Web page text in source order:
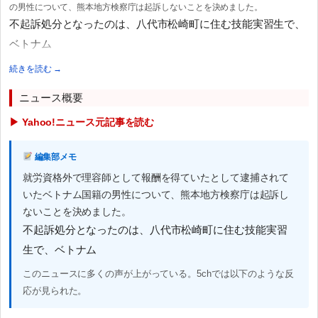
の男性について、熊本地方検察庁は起訴しないことを決めました。
不起訴処分となったのは、八代市松崎町に住む技能実習生で、
ベトナム
続きを読む →
ニュース概要
▶ Yahoo!ニュース元記事を読む
編集部メモ
就労資格外で理容師として報酬を得ていたとして逮捕されて
いたベトナム国籍の男性について、熊本地方検察庁は起訴し
ないことを決めました。
不起訴処分となったのは、八代市松崎町に住む技能実習
生で、ベトナム
このニュースに多くの声が上がっている。5chでは以下のような反
応が見られた。